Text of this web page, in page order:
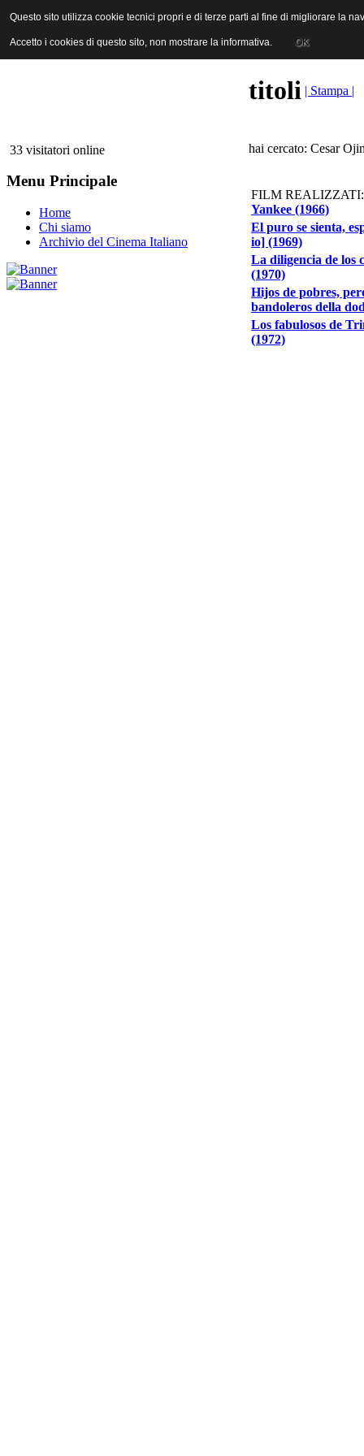
ANICA | Associazione Nazionale Industrie Cinematografiche
33 visitatori online
Menu Principale
Home
Chi siamo
Archivio del Cinema Italiano
titoli | Stampa |
hai cercato: Cesar
FILM REALIZZATI:
Yankee (1966)
El puro se sienta,
io] (1969)
La diligencia de los
(1970)
Hijos de pobres,
bandoleros della
Los fabulosos de
(1972)
Questo sito utilizza cookie tecnici propri e di terze parti al fine di migliorare la
Accetto i cookies di questo sito, non mostrare la informativa. OK
Questo sito utilizza cookie tecnici propri e di terze parti al fine di migliorare la
Accetto i cookies di questo sito, non mostrare la informativa. OK